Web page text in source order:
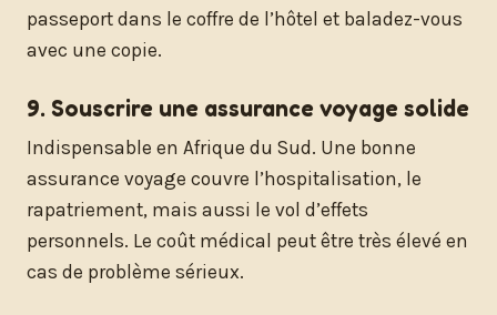
passeport dans le coffre de l’hôtel et baladez-vous
avec une copie.
9. Souscrire une assurance voyage solide
Indispensable en Afrique du Sud. Une bonne
assurance voyage couvre l’hospitalisation, le
rapatriement, mais aussi le vol d’effets
personnels. Le coût médical peut être très élevé en
cas de problème sérieux.